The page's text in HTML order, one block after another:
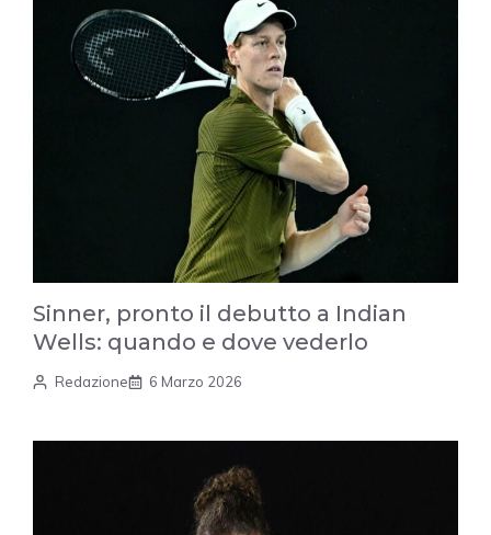
Sinner, pronto il debutto a Indian
Wells: quando e dove vederlo
Redazione 6 Marzo 2026